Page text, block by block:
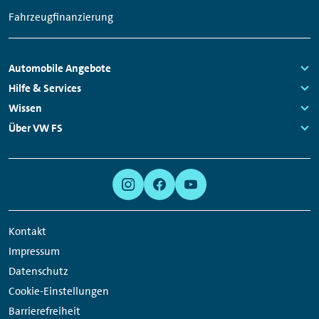
Fahrzeugfinanzierung
Fußzeilen
Navigation
Automobile Angebote
Links:
Hilfe & Services
Links:
Wissen
Links:
Über VW FS
Kontakt
Impressum
Datenschutz
Cookie-Einstellungen
Barrierefreiheit
Links